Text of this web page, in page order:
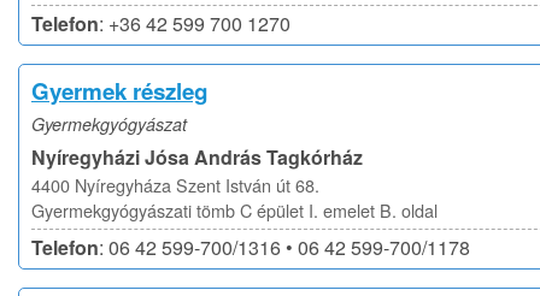
Telefon: +36 42 599 700 1270
Gyermek részleg
Gyermekgyógyászat
Nyíregyházi Jósa András Tagkórház
4400 Nyíregyháza Szent István út 68.
Gyermekgyógyászati tömb C épület I. emelet B. oldal
Telefon: 06 42 599-700/1316 • 06 42 599-700/1178